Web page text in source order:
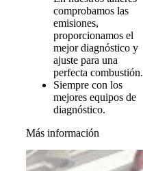
comprobamos las
emisiones,
proporcionamos el
mejor diagnóstico y
ajuste para una
perfecta combustión.
Siempre con los
mejores equipos de
diagnóstico.
Más información